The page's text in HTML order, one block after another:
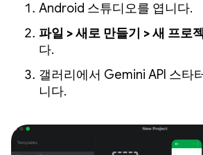
Android 스튜디오를 엽니다.
파일 > 새로 만들기 > 새 프로
다.
갤러리에서 Gemini API 스타
니다.